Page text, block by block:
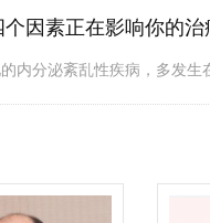
因素正在影响你的治
内分泌紊乱性疾病，多发